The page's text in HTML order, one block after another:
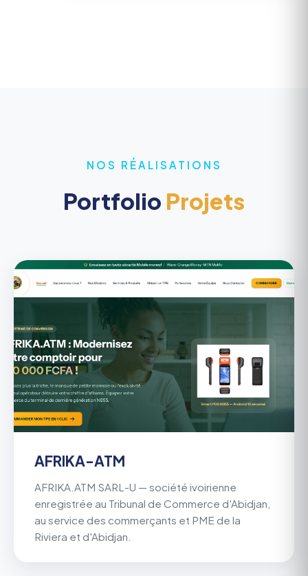
NOS RÉALISATIONS
Portfolio Projets
AFRIKA-ATM
AFRIKA.ATM SARL-U — société ivoirienne
enregistrée au Tribunal de Commerce d'Abidjan,
au service des commerçants et PME de la
Riviera et d'Abidjan.